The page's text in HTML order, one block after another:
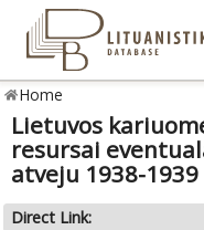
Home
Lietuvos
resursai
atveju 1938-1939
Direct Link: